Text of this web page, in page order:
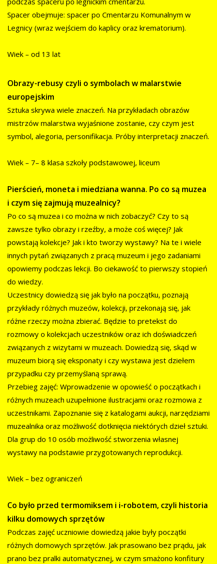
Spacer obejmuje: spacer po Cmentarzu Komunalnym w
Legnicy (wraz wejściem do kaplicy oraz krematorium).
Wiek – od 13 lat
Obrazy-rebusy czyli o symbolach w malarstwie
europejskim
Sztuka skrywa wiele znaczeń. Na przykładach obrazów
mistrzów malarstwa wyjaśnione zostanie, czy czym jest
symbol, alegoria, personifikacja. Próby interpretacji znaczeń.
Wiek – 7– 8 klasa szkoły podstawowej, liceum
Pierścień, moneta i miedziana wanna. Po co są muzea
i czym się zajmują muzealnicy?
Po co są muzea i co można w nich zobaczyć? Czy to są
zawsze tylko obrazy i rzeźby, a może coś więcej? Jak
powstają kolekcje? Jak i kto tworzy wystawy? Na te i wiele
innych pytań związanych z pracą muzeum i jego zadaniami
opowiemy podczas lekcji. Bo ciekawość to pierwszy stopień
do wiedzy.
Uczestnicy dowiedzą się jak było na początku, poznają
przykłady różnych muzeów, kolekcji, przekonają się, jak
różne rzeczy można zbierać. Będzie to pretekst do
rozmowy o kolekcjach uczestników oraz ich doświadczeń
związanych z wizytami w muzeach. Dowiedzą się, skąd w
muzeum biorą się eksponaty i czy wystawa jest dziełem
przypadku czy przemyślaną sprawą.
Przebieg zajęć: Wprowadzenie w opowieść o początkach i
różnych muzeach uzupełnione ilustracjami oraz rozmowa z
uczestnikami. Zapoznanie się z katalogami aukcji, narzędziami
muzealnika oraz możliwość dotknięcia niektórych dzieł sztuki.
Dla grup do 10 osób możliwość stworzenia własnej
wystawy na podstawie przygotowanych reprodukcji.
Wiek – bez ograniczeń
Co było przed termomiksem i i-robotem, czyli historia
kilku domowych sprzętów
Podczas zajęć uczniowie dowiedzą jakie były początki
różnych domowych sprzętów. Jak prasowano bez prądu, jak
prano bez pralki automatycznej, w czym smażono konfitury